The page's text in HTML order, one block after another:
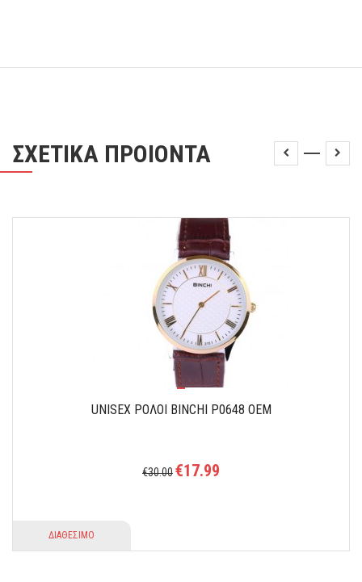
ΣΧΕΤΙΚΑ ΠΡΟΙΟΝΤΑ
UNISEX ΡΟΛΟΙ BINCHI P0648 OEM
€30.00€17.99
ΔΙΑΘΕΣΙΜΟ